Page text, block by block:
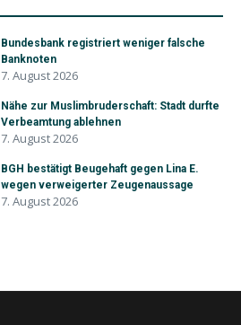
Bundesbank registriert weniger falsche
Banknoten
7. August 2026
Nähe zur Muslimbruderschaft: Stadt durfte
Verbeamtung ablehnen
7. August 2026
BGH bestätigt Beugehaft gegen Lina E.
wegen verweigerter Zeugenaussage
7. August 2026